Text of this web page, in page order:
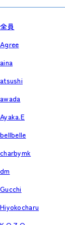
全員
Agree
aina
atsushi
awada
Ayaka.E
bellbelle
charbymk
dm
Gucchi
Hiyokocharu